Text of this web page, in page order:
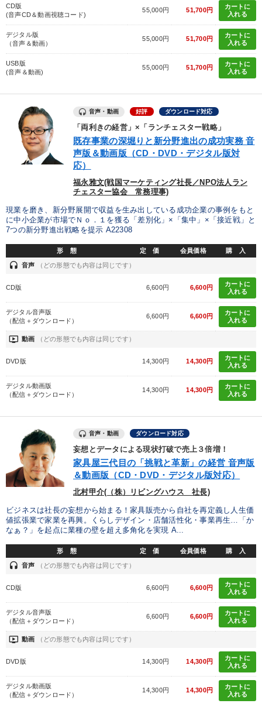
経営者のための《音声・動画で学ぶ》講演シリーズ
会社のパフォーマンスを高める講話 成功哲学・人間学
経済・景気・相場予測
目的別
社員研修を行いたい 社長の姿勢を学びたい
販売力を強化したい 財務・数字力の向上
不動産投資 不動産
モチベーション
※「更新」を押すと「カテゴリー」「目的別」「キーワード」を更新いただけます。
local_offer タグから探す refresh 更新する
タグ・キーワード
後継者 老舗企業 営業 思考法 仕組み
コミュニケーション 金利 推薦 伝統・文化 SDGs
企業文化 経済予測 早分かり 生産性向上
通信販売 トレンド インバウンド
資産保全
※「更新」を押すと「タグ・キーワード」を更新いただけます。
CD版
(音声CD＆動画視聴コード)
55,000円 51,700円
カートに
入れる
デジタル版
（音声＆動画）
55,000円 51,700円
カートに
入れる
USB版
(音声＆動画)
55,000円 51,700円
カートに
入れる
音声・動画 好評 ダウンロード対応
「両利きの経営」×「ランチェスター戦略」
既存事業の深堀りと新分野進出の成功実務 音
声版＆動画版（CD・DVD・デジタル版対
応）
福永雅文(戦国マーケティング社長／NPO法人ラン
チェスター協会 常務理事)
現業を磨き、新分野展開で収益を生み出している成功企業の事例をもと
に中小企業が市場でＮｏ．１を獲る「差別化」×「集中」×「接近戦」と
7つの新分野進出戦略を提示 A22308
形 態 定 価 会員価格 購 入
headset 音声 （どの形態でも内容は同じです）
CD版 6,600円 6,600円
カートに
入れる
デジタル音声版
（配信＋ダウンロード）
6,600円 6,600円
カートに
入れる
ondemand_video 動画 （どの形態でも内容は同じです）
DVD版 14,300円 14,300円
カートに
入れる
デジタル動画版
（配信＋ダウンロード）
14,300円 14,300円
カートに
入れる
音声・動画 ダウンロード対応
妄想とデータによる現状打破で売上３倍増！
家具屋三代目の「挑戦と革新」の経営 音声版
＆動画版（CD・DVD・デジタル版対応）
北村甲介(（株）リビングハウス 社長)
ビジネスは社長の妄想から始まる！家具販売から自社を再定義し人生価
値拡張業で家業を再興。くらしデザイン・店舗活性化・事業再生…「か
なぁ？」を起点に業種の壁を超え多角化を実現 A...
形 態 定 価 会員価格 購 入
headset 音声 （どの形態でも内容は同じです）
CD版 6,600円 6,600円
カートに
入れる
デジタル音声版
（配信＋ダウンロード）
6,600円 6,600円
カートに
入れる
ondemand_video 動画 （どの形態でも内容は同じです）
DVD版 14,300円 14,300円
カートに
入れる
デジタル動画版
（配信＋ダウンロード）
14,300円 14,300円
カートに
入れる